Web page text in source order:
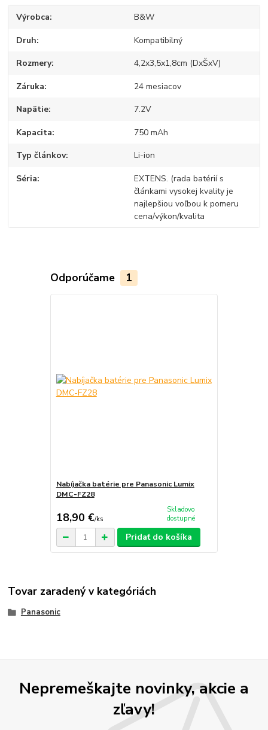
Výrobca B&W
Druh Kompatibilný
Rozmery 4,2x3,5x1,8cm (DxŠxV)
Záruka 24 mesiacov
Napätie 7.2V
Kapacita 750 mAh
Typ článkov Li-ion
Séria
EXTENS. (rada batérií s
článkami vysokej kvality je
najlepšiou voľbou k pomeru
cena/výkon/kvalita
Odporúčame 1
Nabíjačka batérie pre Panasonic Lumix
DMC-FZ28
18,90 €/ks
Skladovo
dostupné
Pridať do košíka
Tovar zaradený v kategóriách
Panasonic
Nepremeškajte novinky, akcie a
zľavy!